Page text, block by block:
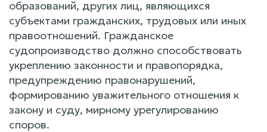
образований, других лиц, являющихся
субъектами гражданских, трудовых или иных
правоотношений. Гражданское
судопроизводство должно способствовать
укреплению законности и правопорядка,
предупреждению правонарушений,
формированию уважительного отношения к
закону и суду, мирному урегулированию
споров.